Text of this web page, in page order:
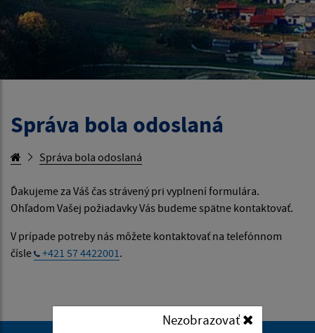
Nezobrazovať
Správa bola odoslaná
Správa bola odoslaná
Ďakujeme za Váš čas strávený pri vyplnení formulára.
Ohľadom Vašej požiadavky Vás budeme spätne kontaktovať.
V prípade potreby nás môžete kontaktovať na telefónnom
čísle
+421 57 4422001 .